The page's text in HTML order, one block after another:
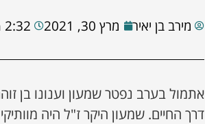
מירב בן יאיר מרץ 30, 2021 2:32 pm
אתמול בערב נפטר שמעון וענונו בן
דרך החיים. שמעון היקר ז"ל היה